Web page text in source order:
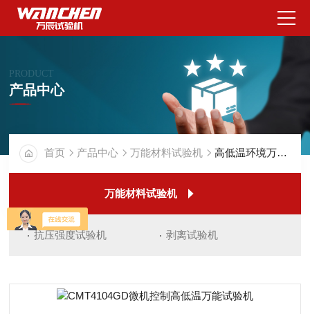
PRODUCT
产品中心
首页 产品中心 万能材料试验机 高低温环境万能试验机
万能材料试验机
抗压强度试验机 剥离试验机